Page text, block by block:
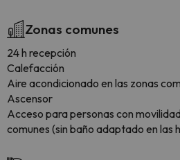
Zonas comunes
24 h recepción
Calefacción
Aire acondicionado en las zonas
Ascensor
Acceso para personas con
comunes (sin baño adaptado en las